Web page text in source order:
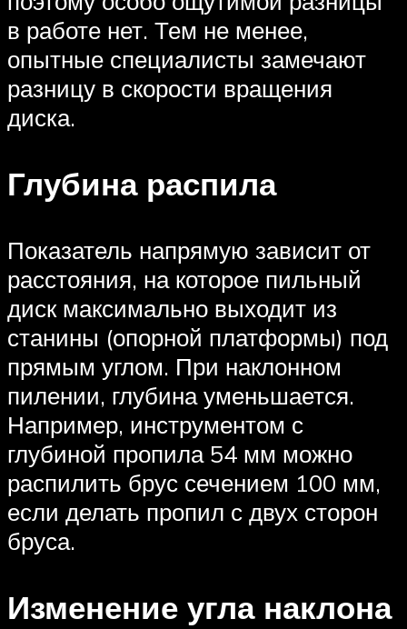
в работе нет. Тем не менее,
опытные специалисты замечают
разницу в скорости вращения
диска.
Глубина распила
Показатель напрямую зависит от
расстояния, на которое пильный
диск максимально выходит из
станины (опорной платформы) под
прямым углом. При наклонном
пилении, глубина уменьшается.
Например, инструментом с
глубиной пропила 54 мм можно
распилить брус сечением 100 мм,
если делать пропил с двух сторон
бруса.
Изменение угла наклона